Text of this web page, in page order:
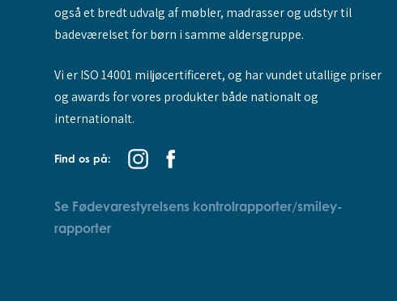
også et bredt udvalg af møbler, madrasser og udstyr til
badeværelset for børn i samme aldersgruppe.
Vi er ISO 14001 miljøcertificeret, og har vundet utallige priser
og awards for vores produkter både nationalt og
internationalt.
Find os på:
Se Fødevarestyrelsens kontrolrapporter/smiley-
rapporter